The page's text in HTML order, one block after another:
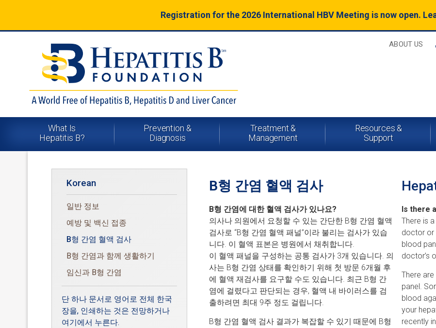
Registration for the 2026 International HBV Meeting is now open.
ABOUT US
What Is
Hepatitis B?
Prevention &
Diagnosis
Treatment &
Management
Resources &
Support
Korean
일반 정보
예방 및 백신 접종
B형 간염 혈액 검사
B형 간염과 함께 생활하기
임신과 B형 간염
단 하나 문서로 영어로 전체 한국
장을, 인쇄하는 것은 전망하거나
여기에서 누른다.
B형 간염 혈액 검사
B형 간염에 대한 혈액 검사가 있나요?
의사나 의원에서 요청할 수 있는 간단한 B형 간염 혈액
검사로 “B형 간염 혈액 패널”이라 불리는 검사가 있습
니다. 이 혈액 표본은 병원에서 채취합니다.
이 혈액 패널을 구성하는 공통 검사가 3개 있습니다. 의
사는 B형 간염 상태를 확인하기 위해 첫 방문 6개월 후
에 혈액 재검사를 요구할 수도 있습니다. 최근 B형 간
염에 걸렸다고 판단되는 경우, 혈액 내 바이러스를 검
출하려면 최대 9주 정도 걸립니다.
B형 간염 혈액 검사 결과가 복잡할 수 있기 때문에 B형
Is there
There is
doctor or
blood
doctor’s
There
panel.
blood
your
recently